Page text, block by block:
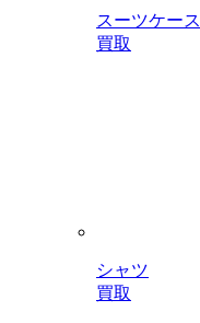
スーツケース
買取
シャツ
買取